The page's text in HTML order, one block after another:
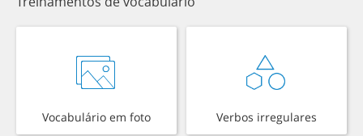
Vocabulário em foto Verbos irregulares